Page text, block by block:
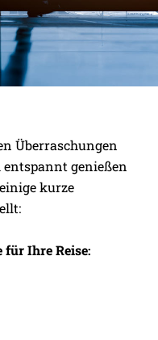
ERLEBEN
Überraschungen
genießen
kurze
für Ihre Reise: